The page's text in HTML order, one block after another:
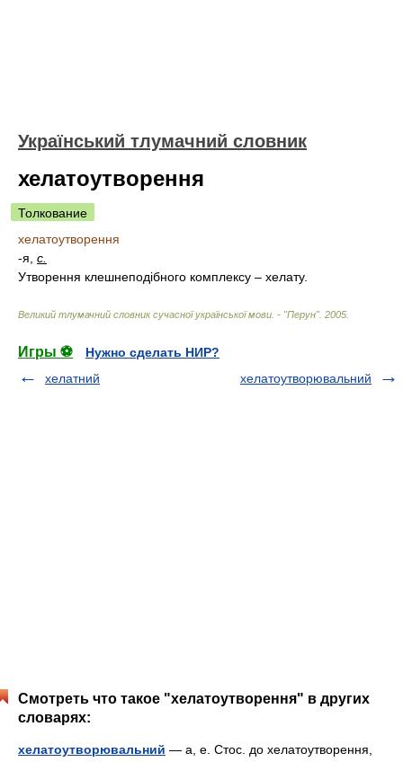
Український тлумачний словник
хелатоутворення
Толкование
хелатоутворення
-я, с.
Утворення клешнеподібного комплексу – хелату.
Великий тлумачний словник сучасної української мови. - "Перун". 2005
Игры ⚽
Нужно сделать НИР?
хелатний
хелатоутворювальний
Смотреть что такое "хелатоутворення" в других
словарях:
хелатоутворювальний — а, е. Стос. до хелатоутворення,